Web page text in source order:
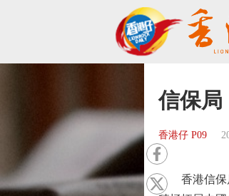
信保局
香港仔 P09
香港信保局